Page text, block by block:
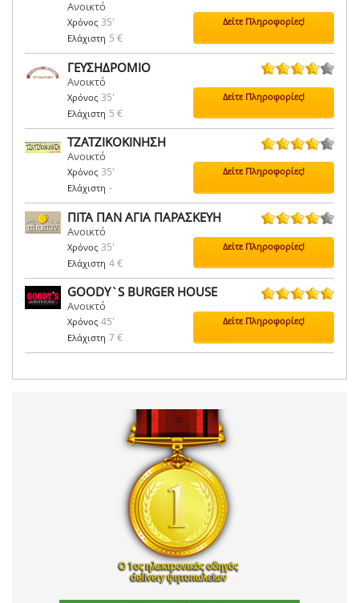
Ανοικτό
Χρόνος 35'
Ελάχιστη 5 €
Δείτε Πληροφορίες!
ΓΕΥΣΗΔΡΟΜΙΟ
Ανοικτό
Χρόνος 35'
Ελάχιστη 5 €
Δείτε Πληροφορίες!
ΤΖΑΤΖΙΚΟΚΙΝΗΣΗ
Ανοικτό
Χρόνος 35'
Ελάχιστη -
Δείτε Πληροφορίες!
ΠΙΤΑ ΠΑΝ ΑΓΙΑ ΠΑΡΑΣΚΕΥΗ
Ανοικτό
Χρόνος 35'
Ελάχιστη 4 €
Δείτε Πληροφορίες!
GOODY`S BURGER HOUSE
Ανοικτό
Χρόνος 45'
Ελάχιστη 7 €
Δείτε Πληροφορίες!